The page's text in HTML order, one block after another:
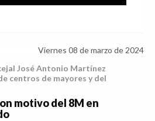
Viernes 08 de marzo de 2024
José Antonio Martínez
centros de mayores y del
motivo del 8M en